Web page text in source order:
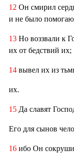
12 Он смирил
и не было
13 Но воззвали к
их от бедствий их;
14 вывел их из
их.
15 Да славят
Его для сынов
16 ибо Он